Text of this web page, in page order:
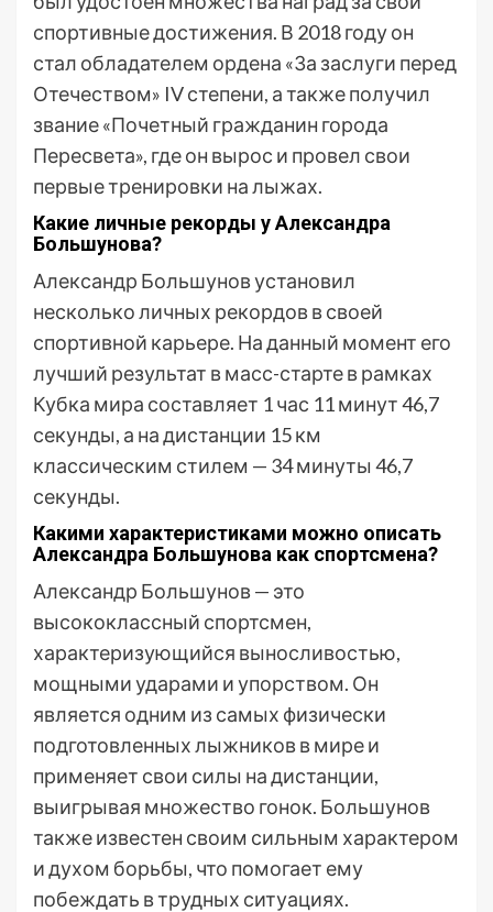
спортивные достижения. В 2018 году он
стал обладателем ордена «За заслуги перед
Отечеством» IV степени, а также получил
звание «Почетный гражданин города
Пересвета», где он вырос и провел свои
первые тренировки на лыжах.
Какие личные рекорды у Александра
Большунова?
Александр Большунов установил
несколько личных рекордов в своей
спортивной карьере. На данный момент его
лучший результат в масс-старте в рамках
Кубка мира составляет 1 час 11 минут 46,7
секунды, а на дистанции 15 км
классическим стилем — 34 минуты 46,7
секунды.
Какими характеристиками можно описать
Александра Большунова как спортсмена?
Александр Большунов — это
высококлассный спортсмен,
характеризующийся выносливостью,
мощными ударами и упорством. Он
является одним из самых физически
подготовленных лыжников в мире и
применяет свои силы на дистанции,
выигрывая множество гонок. Большунов
также известен своим сильным характером
и духом борьбы, что помогает ему
побеждать в трудных ситуациях.